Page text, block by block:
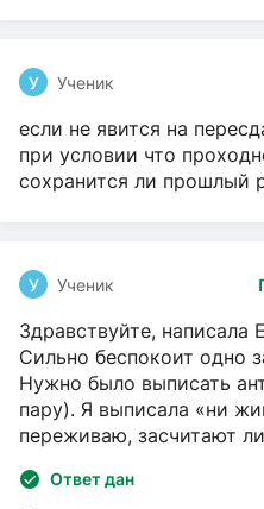
У Ученик
если не явится на
при условии что
сохранится ли прошлый
У Ученик
Здравствуйте, написала
Сильно беспокоит одно
Нужно было выписать
пару). Я выписала «ни
переживаю, засчитают
Ответ дан